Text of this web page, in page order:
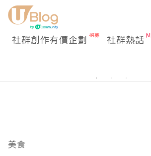
社群創作有價企劃 社群熱話
美食